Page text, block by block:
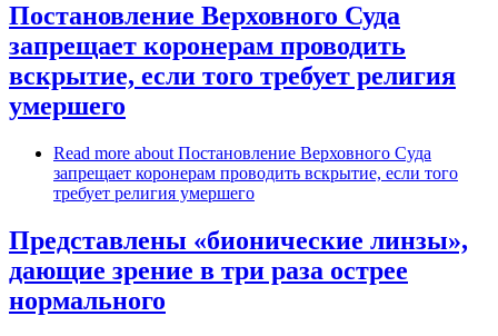
Постановление Верховного Суда
запрещает коронерам проводить
вскрытие, если того требует религия
умершего
Read more about Постановление Верховного Суда
запрещает коронерам проводить вскрытие, если того
требует религия умершего
Представлены «бионические линзы»,
дающие зрение в три раза острее
нормального